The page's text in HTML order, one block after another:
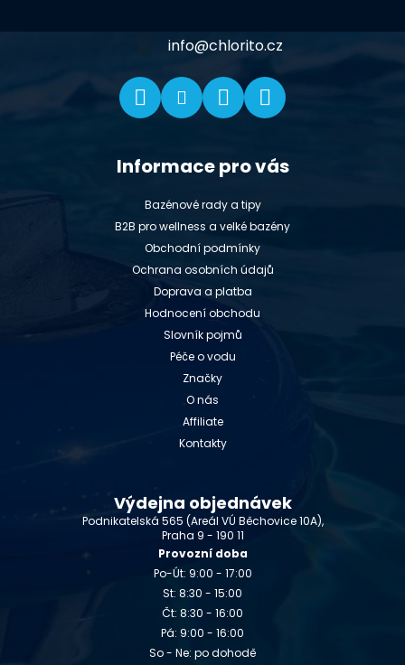
info@chlorito.cz
Informace pro vás
Bazénové rady a tipy
B2B pro wellness a velké bazény
Obchodní podmínky
Ochrana osobních údajů
Doprava a platba
Hodnocení obchodu
Slovník pojmů
Péče o vodu
Značky
O nás
Affiliate
Kontakty
Výdejna objednávek
Podnikatelská 565 (Areál VÚ Běchovice 10A),
Praha 9 - 190 11
Provozní doba
Po-Út: 9:00 - 17:00
St: 8:30 - 15:00
Čt: 8:30 - 16:00
Pá: 9:00 - 16:00
So - Ne: po dohodě